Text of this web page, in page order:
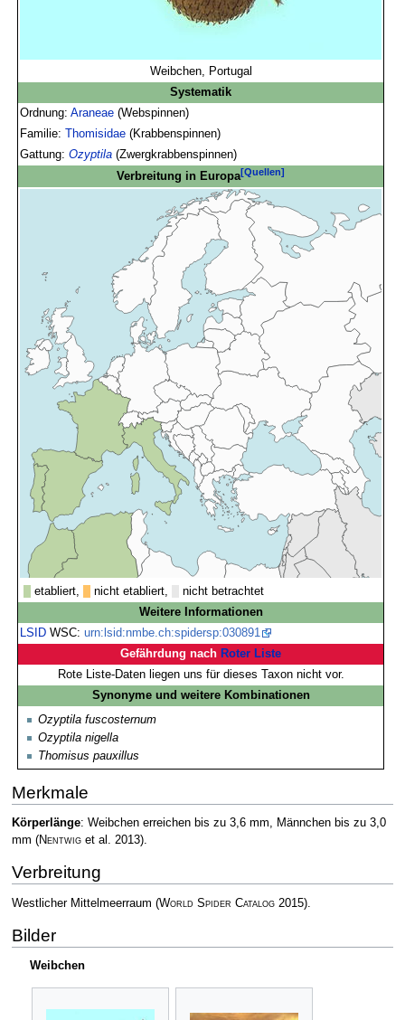
Weibchen, Portugal
Systematik
Ordnung:Araneae (Webspinnen)
Familie:Thomisidae (Krabbenspinnen)
Gattung:Ozyptila (Zwergkrabbenspinnen)
Verbreitung in Europa[Quellen]
etabliert, nicht etabliert,
nicht betrachtet
Weitere Informationen
LSID WSC:urn:lsid:nmbe.ch:spidersp:030891
Gefährdung nach Roter Liste
Rote Liste-Daten liegen uns für dieses Taxon nicht vor.
Synonyme und weitere Kombinationen
Ozyptila fuscosternum
Ozyptila nigella
Thomisus pauxillus
Merkmale
Körperlänge: Weibchen erreichen bis zu 3,6 mm, Männchen bis zu 3,0
mm (Nentwiget al. 2013).
Verbreitung
Westlicher Mittelmeerraum (World Spider Catalog2015).
Bilder
Weibchen